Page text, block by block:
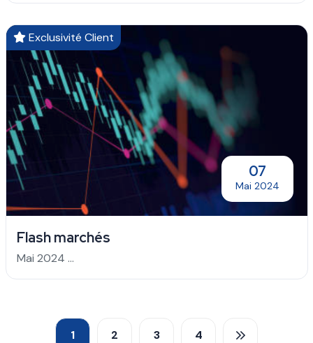
Exclusivité Client
07
Mai 2024
Flash marchés
Mai 2024 ...
1 2 3 4